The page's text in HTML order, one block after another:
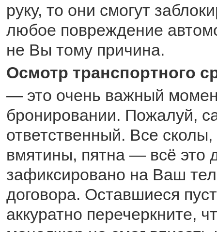
руку, то они смогут
любое повреждение
не Вы тому причина.
Осмотр транспортного
— это очень важный
бронировании. Пожалуй,
ответственный. Все
вмятины, пятна — всё это
зафиксировано на Ваш
договора. Оставшиеся
аккуратно перечеркните,